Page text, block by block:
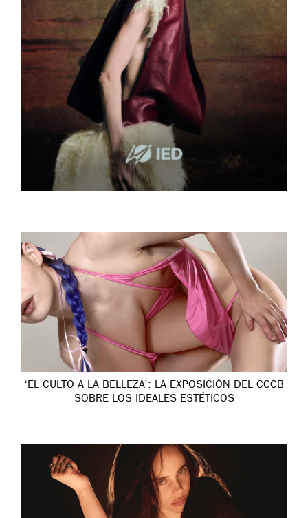
‘EL CULTO A LA BELLEZA’: LA EXPOSICIÓN DEL CCCB
SOBRE LOS IDEALES ESTÉTICOS